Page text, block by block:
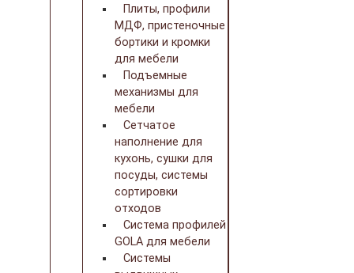
Плиты, профили
МДФ, пристеночные
бортики и кромки
для мебели
Подъемные
механизмы для
мебели
Сетчатое
наполнение для
кухонь, сушки для
посуды, системы
сортировки
отходов
Система профилей
GOLA для мебели
Системы